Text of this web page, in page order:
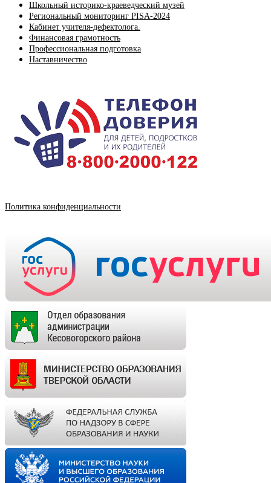
Школьный историко-краеведческий музей
Региональный мониторинг PISA-2024
Кабинет учителя-дефектолога.
Финансовая грамотность
Профессиональная подготовка
Наставничество
Политика конфиденциальности